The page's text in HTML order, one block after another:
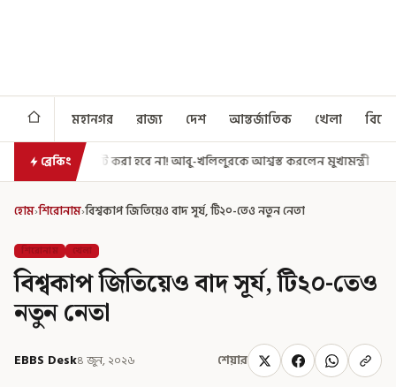
মহানগর রাজ্য দেশ আন্তর্জাতিক খেলা
ব্রেকিং
না! আবু-খলিলুরকে আশ্বস্ত করলেন মুখ্যমন্ত্রী এগিয়ে গেল আরও একধাপ,
হোম›শিরোনাম›বিশ্বকাপ জিতিয়েও বাদ সূর্য, টি২০-তেও নতুন নেতা
শিরোনাম খেলা
বিশ্বকাপ জিতিয়েও বাদ সূর্য, টি২০-তেও
নতুন নেতা
EBBS Desk৪ জুন, ২০২৬ শেয়ার